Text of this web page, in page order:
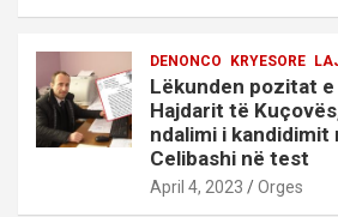
DENONCO KRYESORE
Lëkunden pozitat
Hajdarit të
ndalimi i kandidimit
Celibashi në test
April 4, 2023 Orges